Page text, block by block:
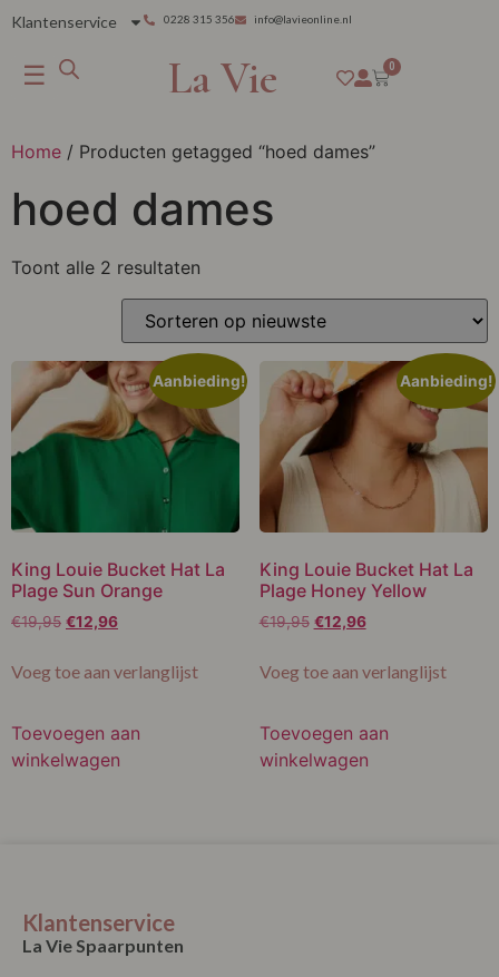
Klantenservice 0228 315 356 info@lavieonline.nl
☰ La Vie 0
Home / Producten getagged “hoed dames”
hoed dames
Toont alle 2 resultaten
Aanbieding!
King Louie Bucket Hat La
Plage Sun Orange
€19,95 €12,96
Voeg toe aan verlanglijst
Toevoegen aan
winkelwagen
Aanbieding!
King Louie Bucket Hat La
Plage Honey Yellow
€19,95 €12,96
Voeg toe aan verlanglijst
Toevoegen aan
winkelwagen
Klantenservice
La Vie Spaarpunten